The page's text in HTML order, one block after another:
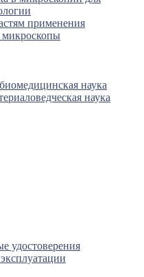
применения
микроскопы
наука
наука
удостоверения